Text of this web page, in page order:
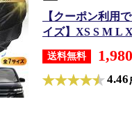
【クーポン利用
イズ】XS S M L
送料無料
4.46